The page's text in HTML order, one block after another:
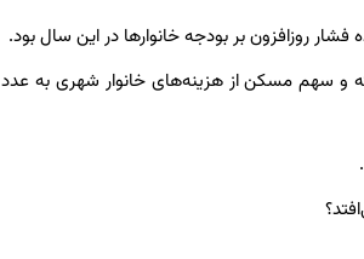
و سهم مسکن از هزینه‌های خانوار شهری به عدد